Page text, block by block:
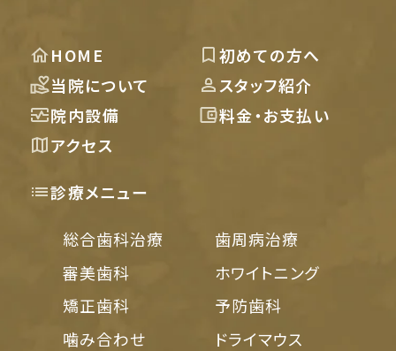
HOME
初めての方へ
当院について
スタッフ紹介
院内設備
料金・お支払い
アクセス
診療メニュー
総合歯科治療
審美歯科
矯正歯科
噛み合わせ
歯周病治療
ホワイトニング
予防歯科
ドライマウス